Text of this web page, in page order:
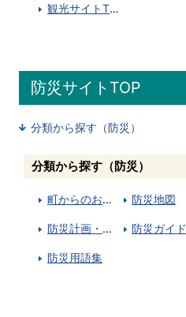
観光サイトTOP
防災サイトTOP
分類から探す（防災）
分類から探す（防災）
町からのお知らせ 防災地図
防災計画・災害時協定 防災ガイド
防災用語集